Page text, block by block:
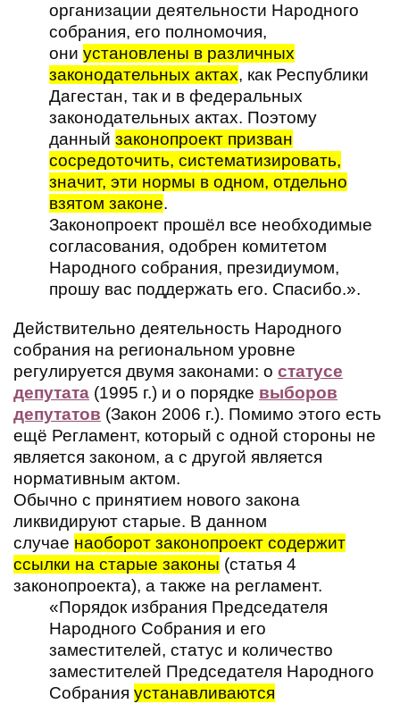
организации деятельности Народного
собрания, его полномочия,
они установлены в различных
законодательных актах, как Республики
Дагестан, так и в федеральных
законодательных актах. Поэтому
данный законопроект призван
сосредоточить, систематизировать,
значит, эти нормы в одном, отдельно
взятом законе.
Законопроект прошёл все необходимые
согласования, одобрен комитетом
Народного собрания, президиумом,
прошу вас поддержать его. Спасибо.».
Действительно деятельность Народного
собрания на региональном уровне
регулируется двумя законами: о статусе
депутата (1995 г.) и о порядке выборов
депутатов (Закон 2006 г.). Помимо этого есть
ещё Регламент, который с одной стороны не
является законом, а с другой является
нормативным актом.
Обычно с принятием нового закона
ликвидируют старые. В данном
случае наоборот законопроект содержит
ссылки на старые законы (статья 4
законопроекта), а также на регламент.
«Порядок избрания Председателя
Народного Собрания и его
заместителей, статус и количество
заместителей Председателя Народного
Собрания устанавливаются